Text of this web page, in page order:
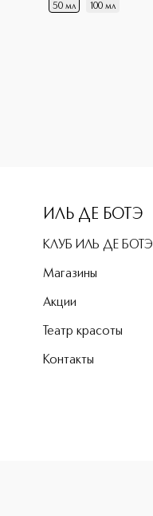
50 мл 100 мл
ИЛЬ ДЕ БОТЭ
КЛУБ ИЛЬ ДЕ БОТЭ
Магазины
Акции
Театр красоты
Контакты